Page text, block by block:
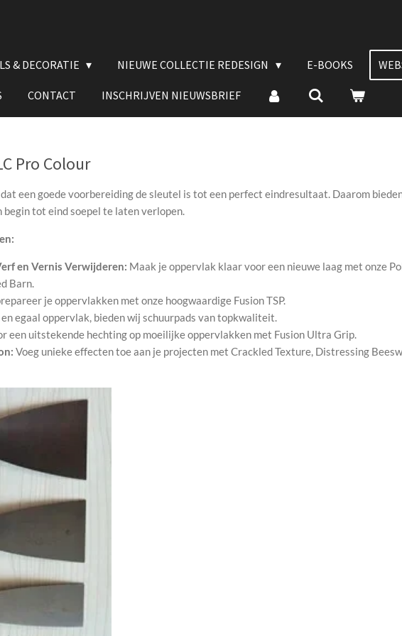
& DECORATIE NIEUWE COLLECTIE REDESIGN E-BOOKS
CONTACT INSCHRIJVEN NIEUWSBRIEF
Pro Colour
een goede voorbereiding de sleutel is tot een perfect eindresultaat. Daarom
begin tot eind soepel te laten verlopen.
en Vernis Verwijderen: Maak je oppervlak klaar voor een nieuwe laag met onze
Barn.
je oppervlakken met onze hoogwaardige Fusion TSP.
en egaal oppervlak, bieden wij schuurpads van topkwaliteit.
een uitstekende hechting op moeilijke oppervlakken met Fusion Ultra Grip.
Voeg unieke effecten toe aan je projecten met Crackled Texture, Distressing